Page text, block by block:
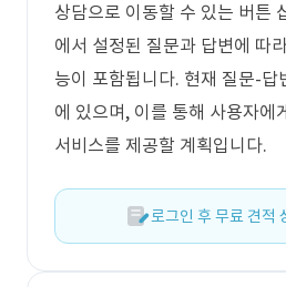
상담으로 이동할 수 있는 버튼
에서 설정된 질문과 답변에 따
능이 포함됩니다. 현재 질문-답
에 있으며, 이를 통해 사용자에
서비스를 제공할 계획입니다.
로그인 후 무료 견적